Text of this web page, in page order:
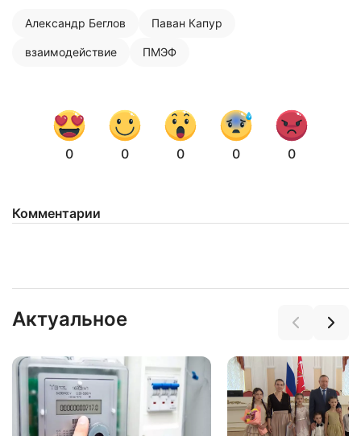
Александр Беглов Паван Капур
взаимодействие ПМЭФ
0 0 0 0 0
Комментарии
Актуальное
Нажимая на кнопку "Отправить" вы
соглашаетесь с
политикой конфиденциальности